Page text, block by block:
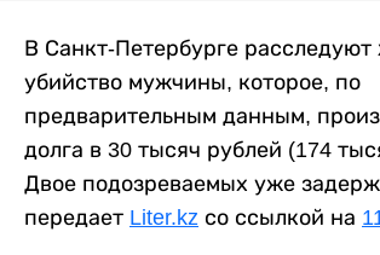
В Санкт-Петербурге расследуют
убийство мужчины, которое, по
предварительным данным,
долга в 30 тысяч рублей (174
Двое подозреваемых уже
передает Liter.kz со ссылкой на